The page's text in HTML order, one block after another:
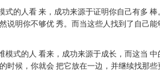
式的人看 来，成功来源于证明你自己有多
说明你不够优 秀。而当这些人找到了自己
模式的人 看来，成功来源于成长，而这当
时候，你就会 把它放在一边，并继续找那